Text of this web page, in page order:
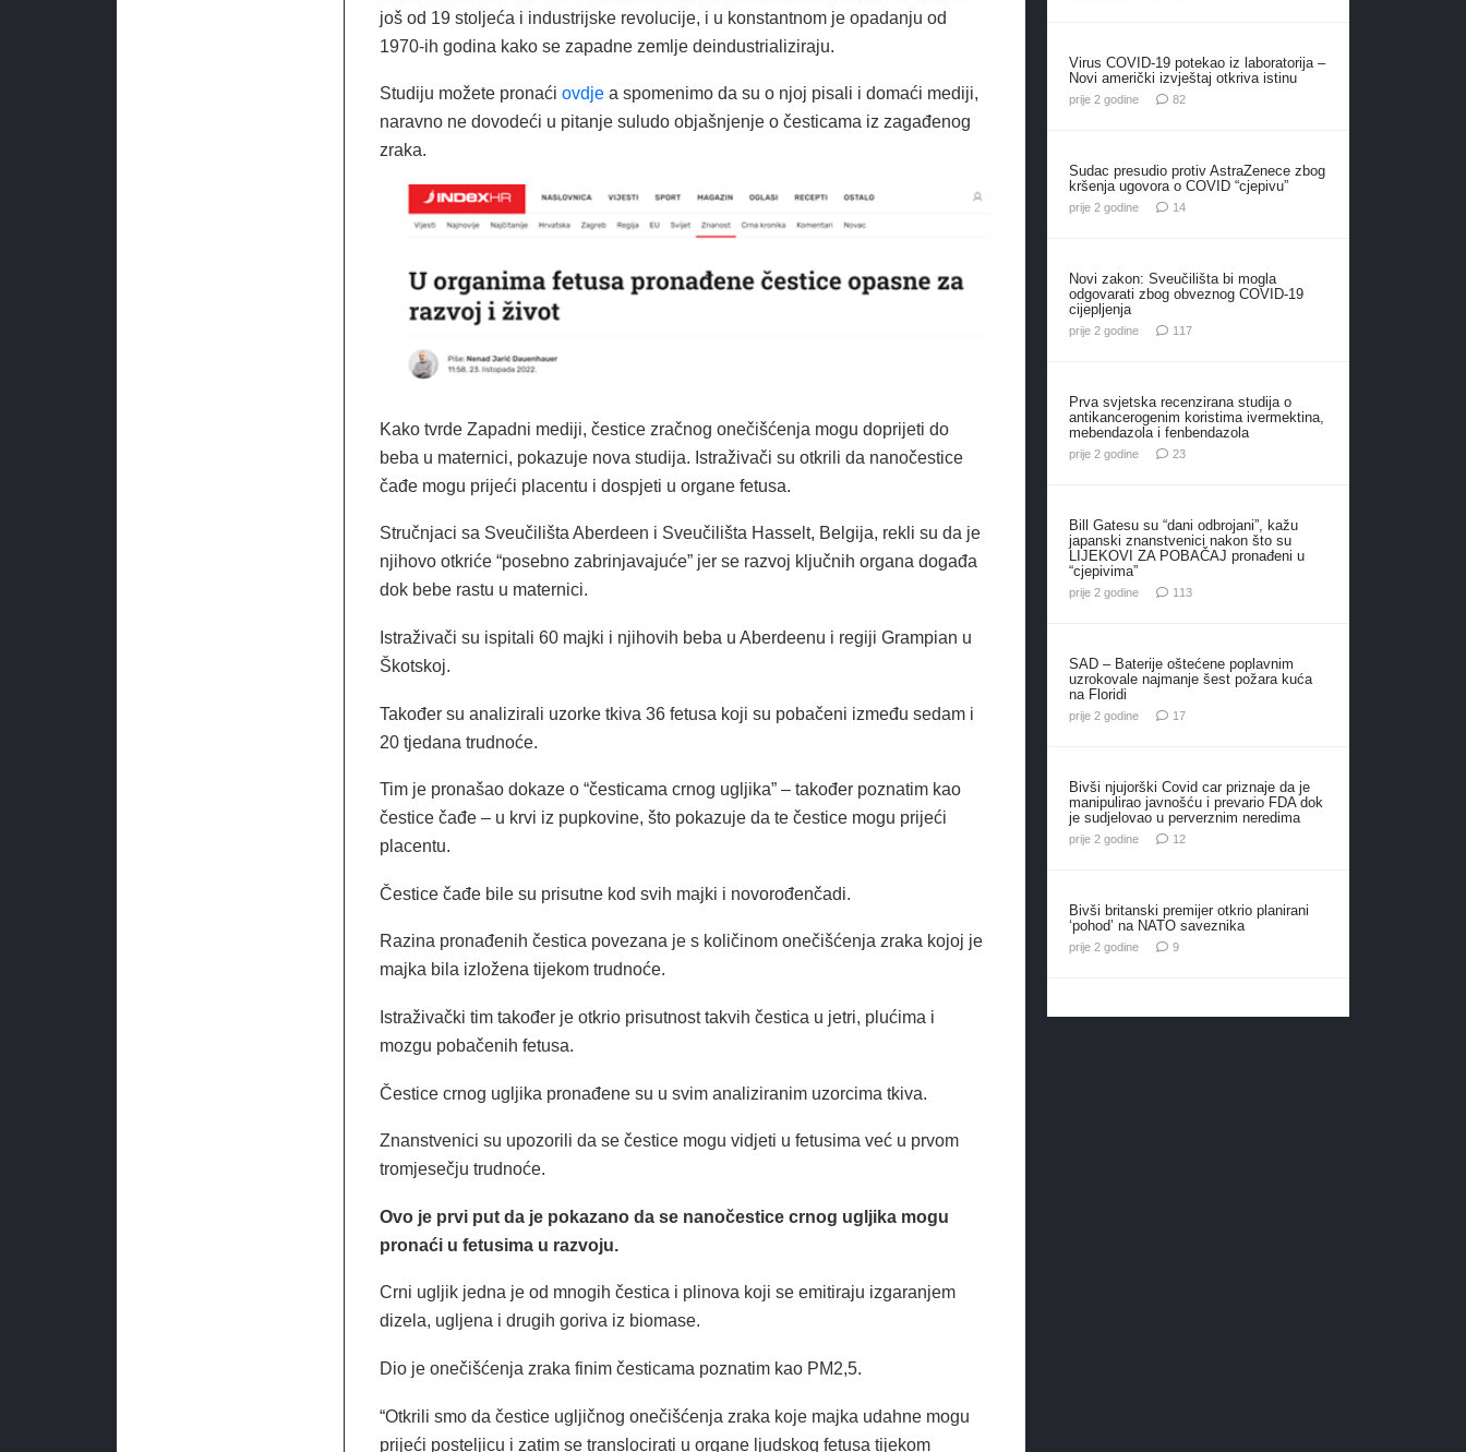
još od 19 stoljeća i industrijske revolucije, i u konstantnom je opadanju od
1970-ih godina kako se zapadne zemlje deindustrializiraju.
Studiju možete pronaći ovdjea spomenimo da su o njoj pisali i domaći mediji,
naravno ne dovodeći u pitanje suludo objašnjenje o česticama iz zagađenog
zraka.
Kako tvrde Zapadni mediji, čestice zračnog onečišćenja mogu doprijeti do
beba u maternici, pokazuje nova studija. Istraživači su otkrili da nanočestice
čađe mogu prijeći placentu i dospjeti u organe fetusa.
Stručnjaci sa Sveučilišta Aberdeen i Sveučilišta Hasselt, Belgija, rekli su da je
njihovo otkriće “posebno zabrinjavajuće” jer se razvoj ključnih organa događa
dok bebe rastu u maternici.
Istraživači su ispitali 60 majki i njihovih beba u Aberdeenu i regiji Grampian u
Škotskoj.
Također su analizirali uzorke tkiva 36 fetusa koji su pobačeni između sedam i
20 tjedana trudnoće.
Tim je pronašao dokaze o “česticama crnog ugljika” – također poznatim kao
čestice čađe – u krvi iz pupkovine, što pokazuje da te čestice mogu prijeći
placentu.
Čestice čađe bile su prisutne kod svih majki i novorođenčadi.
Razina pronađenih čestica povezana je s količinom onečišćenja zraka kojoj je
majka bila izložena tijekom trudnoće.
Istraživački tim također je otkrio prisutnost takvih čestica u jetri, plućima i
mozgu pobačenih fetusa.
Čestice crnog ugljika pronađene su u svim analiziranim uzorcima tkiva.
Znanstvenici su upozorili da se čestice mogu vidjeti u fetusima već u prvom
tromjesečju trudnoće.
Ovo je prvi put da je pokazano da se nanočestice crnog ugljika mogu
pronaći u fetusima u razvoju.
Crni ugljik jedna je od mnogih čestica i plinova koji se emitiraju izgaranjem
dizela, ugljena i drugih goriva iz biomase.
Dio je onečišćenja zraka finim česticama poznatim kao PM2,5.
“Otkrili smo da čestice ugljičnog onečišćenja zraka koje majka udahne mogu
prijeći posteljicu i zatim se translocirati u organe ljudskog fetusa tijekom
Virus COVID-19 potekao iz laboratorija –
Novi američki izvještaj otkriva istinu
prije 2 godine 82komentara
Sudac presudio protiv AstraZenece zbog
kršenja ugovora o COVID “cjepivu”
prije 2 godine 14komentara
Novi zakon: Sveučilišta bi mogla
odgovarati zbog obveznog COVID-19
cijepljenja
prije 2 godine 117komentara
Prva svjetska recenzirana studija o
antikancerogenim koristima ivermektina,
mebendazola i fenbendazola
prije 2 godine 23komentara
Bill Gatesu su “dani odbrojani”, kažu
japanski znanstvenici nakon što su
LIJEKOVI ZA POBAČAJ pronađeni u
“cjepivima”
prije 2 godine 113komentara
SAD – Baterije oštećene poplavnim
uzrokovale najmanje šest požara kuća
na Floridi
prije 2 godine 17komentara
Bivši njujorški Covid car priznaje da je
manipulirao javnošću i prevario FDA dok
je sudjelovao u perverznim neredima
prije 2 godine 12komentara
Bivši britanski premijer otkrio planirani
‘pohod’ na NATO saveznika
prije 2 godine 9komentara